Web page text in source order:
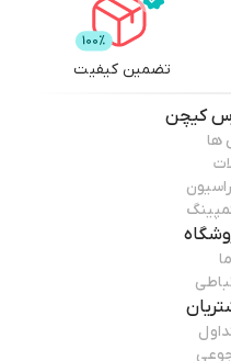
تضمین کیفیت
کیچن
ها